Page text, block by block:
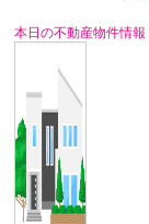
本日の不動産物件情